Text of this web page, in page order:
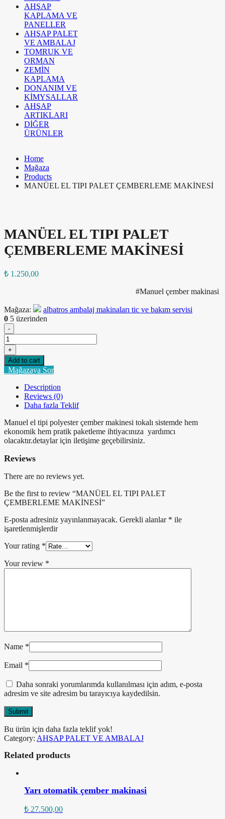
AHŞAP
KAPLAMA VE
PANELLER
AHŞAP PALET
VE AMBALAJ
TOMRUK VE
ORMAN
ZEMİN
KAPLAMA
DONANIM VE
KİMYSALLAR
AHŞAP
ARTIKLARI
DİĞER
ÜRÜNLER
Home
Mağaza
Products
MANÜEL EL TIPI PALET ÇEMBERLEME MAKİNESİ
MANÜEL EL TIPI PALET
ÇEMBERLEME MAKİNESİ
₺ 1.250,00
#Manuel çember makinasi
Mağaza:
albatros ambalaj makinaları tic ve bakım servisi
0 5 üzerinden
-
MANÜEL
EL
TIPI
PALET
ÇEMBERLEME
MAKİNESİ
quantity
+
Add to cart
Mağazaya Sor
Description
Reviews (0)
Daha fazla Teklif
Manuel el tipi polyester çember makinesi tokalı sistemde hem
ekonomik hem pratik paketleme ihtiyacınıza yardımcı
olacaktır.detaylar için iletişime geçebilirsiniz.
Reviews
There are no reviews yet.
Be the first to review “MANÜEL EL TIPI PALET
ÇEMBERLEME MAKİNESİ”
E-posta adresiniz yayınlanmayacak. Gerekli alanlar * ile
işaretlenmişlerdir
Your rating *
Your review *
Name *
Email *
Daha sonraki yorumlarımda kullanılması için adım, e-posta
adresim ve site adresim bu tarayıcıya kaydedilsin.
Bu ürün için daha fazla teklif yok!
Category: AHŞAP PALET VE AMBALAJ
Related products
Yarı otomatik çember makinasi
₺ 27.500,00